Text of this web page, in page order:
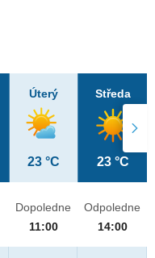
Úterý
23 °C
Středa
23 °C
Dopoledne
11:00
Odpoledne
14:00